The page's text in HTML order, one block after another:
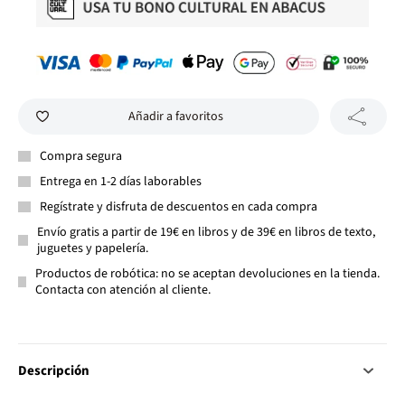
Añadir a favoritos
Compra segura
Entrega en 1-2 días laborables
Regístrate y disfruta de descuentos en cada compra
Envío gratis a partir de 19€ en libros y de 39€ en libros de texto,
juguetes y papelería.
Productos de robótica: no se aceptan devoluciones en la tienda.
Contacta con atención al cliente.
Descripción